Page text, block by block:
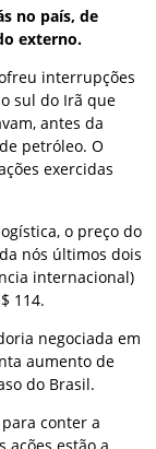
no país, de
externo.
interrupções
sul do Irã que
antes da
petróleo. O
exercidas
o preço do
nós últimos dois
internacional)
114.
negociada em
aumento de
do Brasil.
conter a